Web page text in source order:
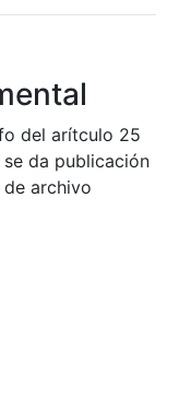
del arítculo 25
da publicación
archivo